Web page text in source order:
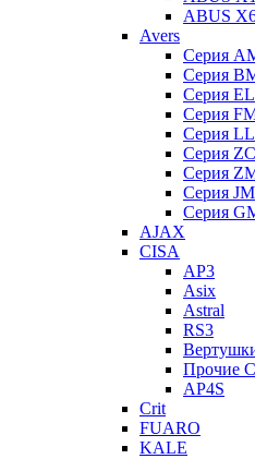
ABUS
Avers
Серия
Серия
Серия EL
Серия
Серия LL
Серия ZC
Серия
Серия JM
Серия
AJAX
CISA
AP3
Asix
Astral
RS3
Прочие
AP4S
Crit
FUARO
KALE